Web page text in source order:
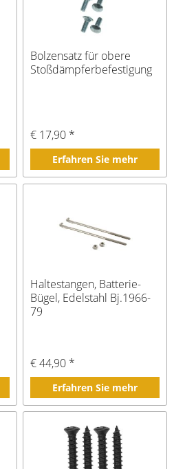
Bolzensatz für obere
Stoßdämpferbefestigung
€ 17,90 *
Erfahren Sie mehr
Haltestangen, Batterie-
Bügel, Edelstahl Bj.1966-
79
€ 44,90 *
Erfahren Sie mehr